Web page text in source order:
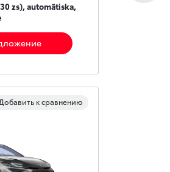
zs), automātiska,
Добавить к сравнению